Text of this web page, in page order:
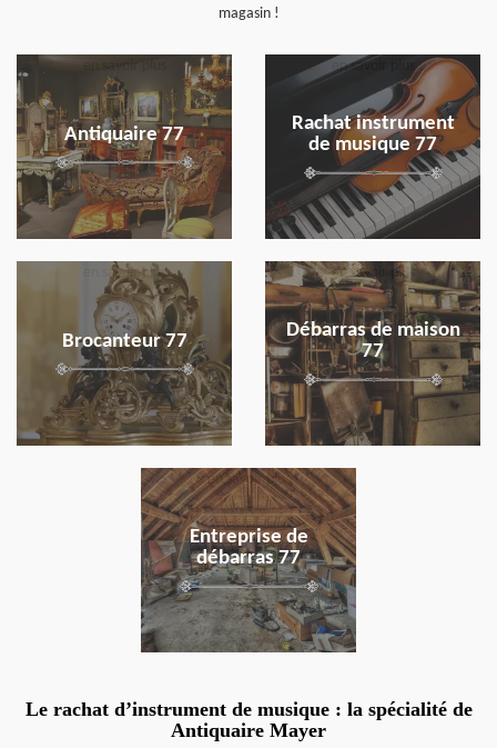
magasin !
Antiquaire 77
en savoir plus
Rachat instrument
de musique 77
en savoir plus
Brocanteur 77
en savoir plus
Débarras de maison
77
en savoir plus
Entreprise de
débarras 77
en savoir plus
Le rachat d’instrument de musique : la spécialité de
Antiquaire Mayer